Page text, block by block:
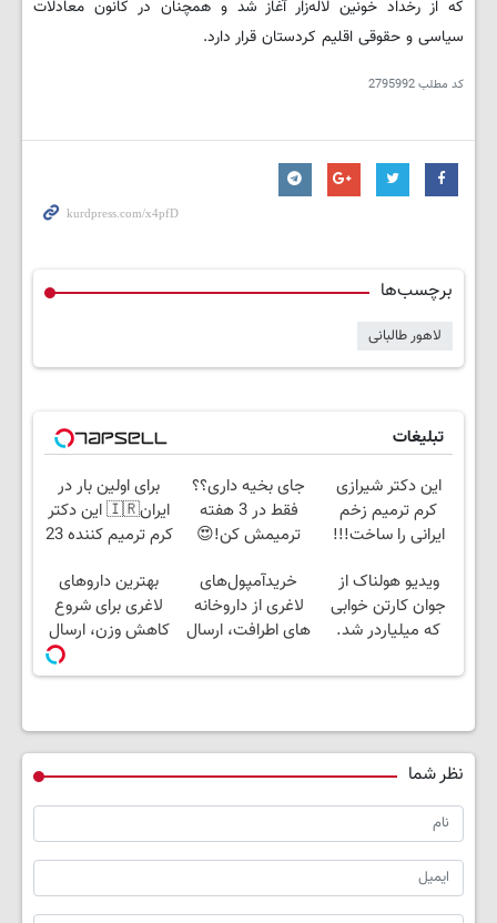
که از رخداد خونین لاله‌زار آغاز شد و همچنان در کانون معادلات
سیاسی و حقوقی اقلیم کردستان قرار دارد.
کد مطلب2795992
برچسب‌ها
لاهور طالبانی
تبلیغات
این دکتر شیرازی
کرم ترمیم زخم
ایرانی را ساخت!!!
جای بخیه داری؟؟
فقط در 3 هفته
ترمیمش کن!😍
برای اولین بار در
ایران🇮🇷 این دکتر
کرم ترمیم کننده 23
ویدیو هولناک از
جوان کارتن خوابی
که میلیاردر شد.
خریدآمپول‌های
لاغری از داروخانه
های اطرافت، ارسال
یخ!
بهترین داروهای
لاغری برای شروع
کاهش وزن، ارسال
از داروخانه های
نزدیکت!
نظر شما